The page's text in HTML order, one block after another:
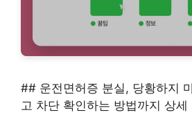
## 운전면허증 분실, 당황하지
고 차단 확인하는 방법까지 상